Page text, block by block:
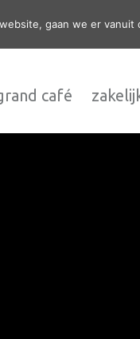
café
gaan we er vanuit